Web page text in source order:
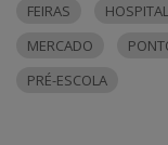
FEIRAS
HOSPITAL
MERCADO
PRÉ-ESCOLA